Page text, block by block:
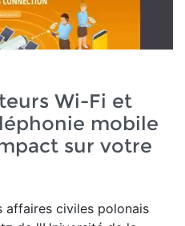
Wi-Fi et
mobile
sur votre
affaires civiles polonais